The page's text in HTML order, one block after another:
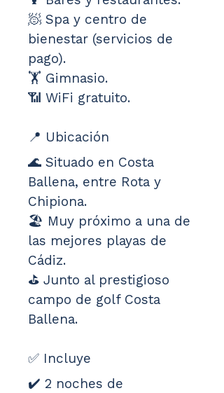
🧖 Spa y centro de
bienestar (servicios de
pago).
🏋️ Gimnasio.
📶 WiFi gratuito.
📍 Ubicación
🌊 Situado en Costa
Ballena, entre Rota y
Chipiona.
🏖️ Muy próximo a una de
las mejores playas de
Cádiz.
⛳ Junto al prestigioso
campo de golf Costa
Ballena.
✅ Incluye
✔️ 2 noches de